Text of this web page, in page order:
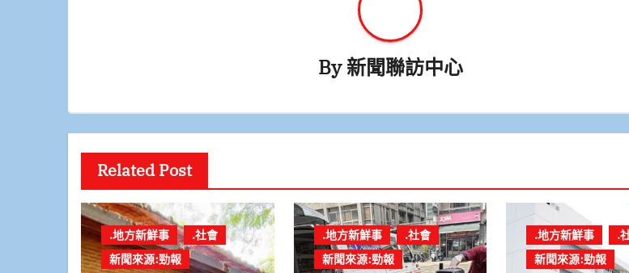
By新聞聯訪中心
Related Post
.地方新鮮事
.社會
新聞來源:勁報
.地方新鮮事
.社會
新聞來源:勁報
.地方新鮮事
.
新聞來源:勁報